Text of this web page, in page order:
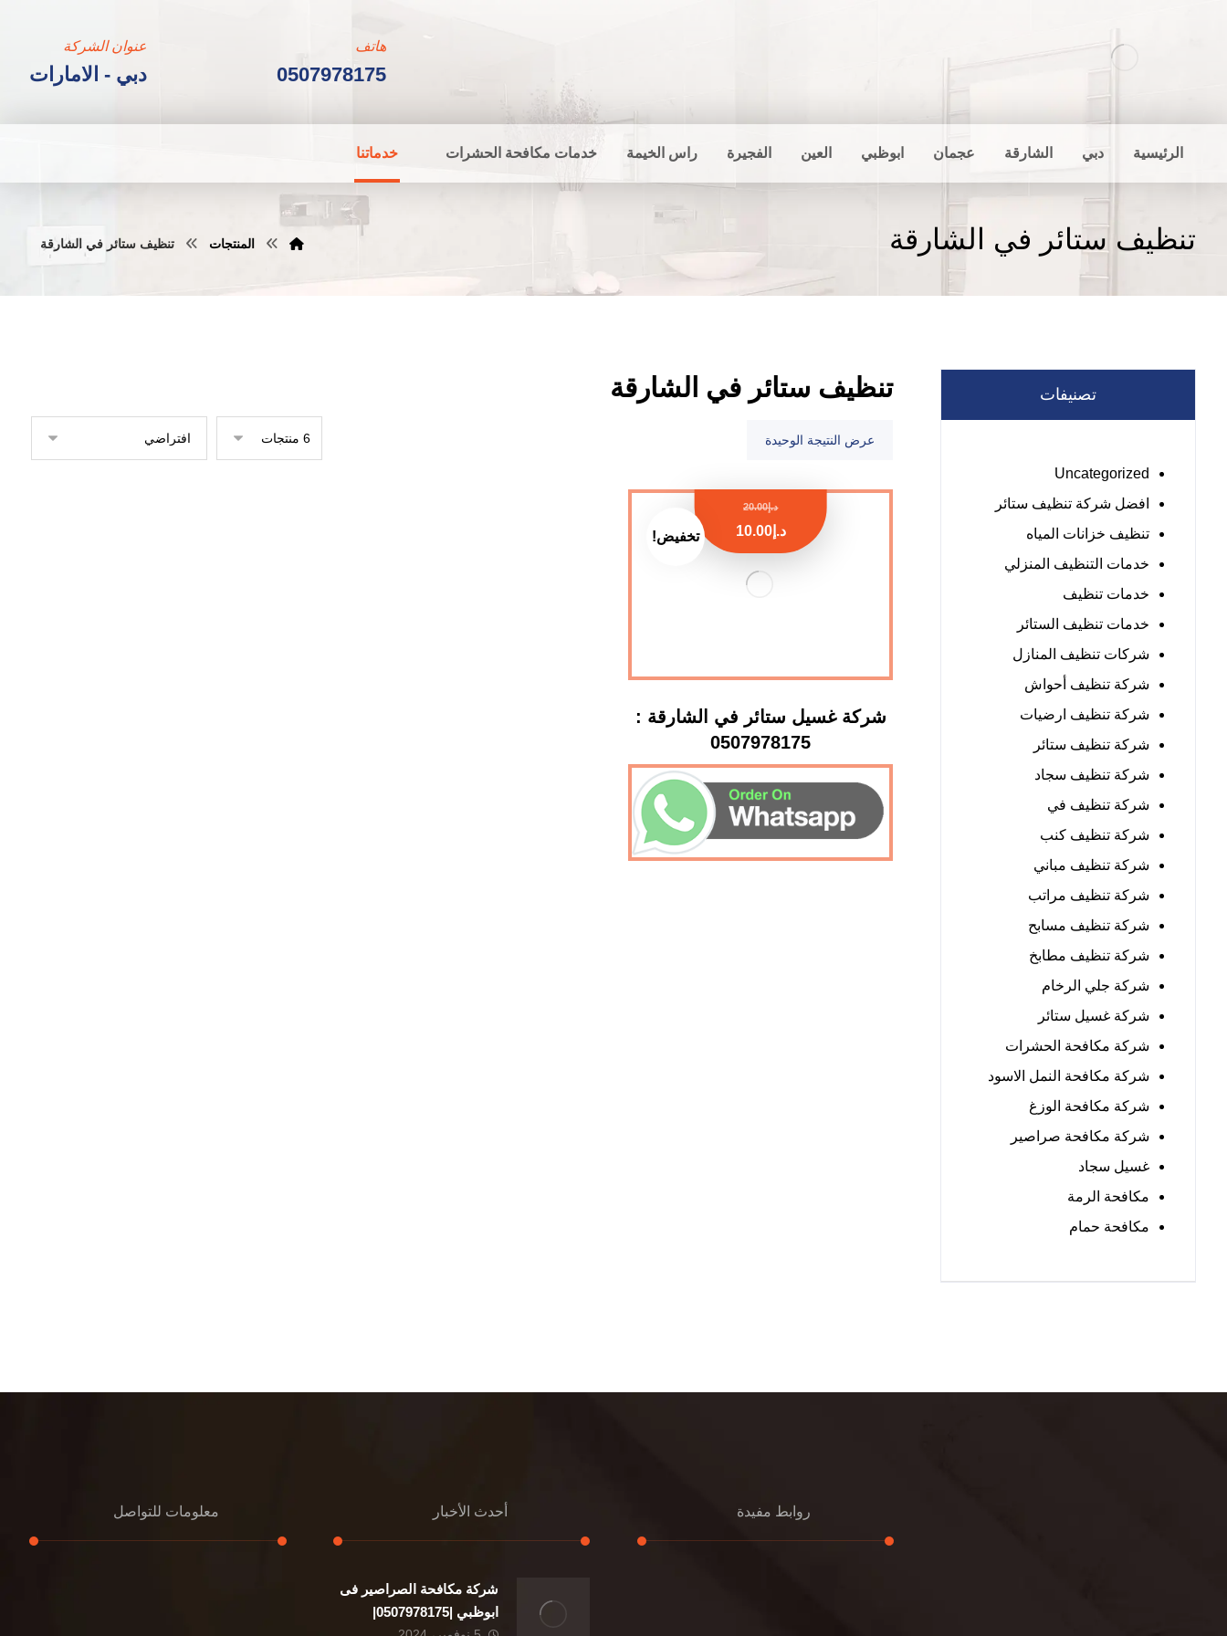
عنوان الشركة
دبي - الامارات
هاتف
0507978175
الرئيسية دبي الشارقة عجمان ابوظبي العين الفجيرة راس الخيمة خدمات مكافحة الحشرات خدماتنا
تنظيف ستائر في الشارقة المنتجات تنظيف ستائر في الشارقة
تنظيف ستائر في الشارقة
عرض النتيجة الوحيدة
تخفيض!
شركة غسيل ستائر في الشارقة :
0507978175
د.إ20.00
د.إ10.00
تصنيفات
Uncategorized
افضل شركة تنظيف ستائر
تنظيف خزانات المياه
خدمات التنظيف المنزلي
خدمات تنظيف
خدمات تنظيف الستائر
شركات تنظيف المنازل
شركة تنظيف أحواش
شركة تنظيف ارضيات
شركة تنظيف ستائر
شركة تنظيف سجاد
شركة تنظيف في
شركة تنظيف كنب
شركة تنظيف مباني
شركة تنظيف مراتب
شركة تنظيف مسابح
شركة تنظيف مطابخ
شركة جلي الرخام
شركة غسيل ستائر
شركة مكافحة الحشرات
شركة مكافحة النمل الاسود
شركة مكافحة الوزغ
شركة مكافحة صراصير
غسيل سجاد
مكافحة الرمة
مكافحة حمام
روابط مفيدة أحدث الأخبار
شركة مكافحة الصراصير فى
ابوظبي |0507978175|
معلومات للتواصل